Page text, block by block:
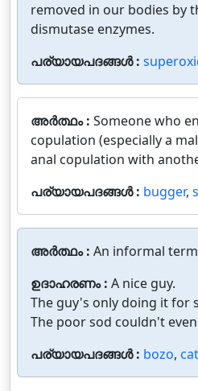
removed in our bodies by
dismutase enzymes.
പര്യായപദങ്ങൾ :
അർത്ഥം : Someone who
copulation (especially a
anal copulation with
പര്യായപദങ്ങൾ : bugger,
അർത്ഥം : An informal
ഉദാഹരണം : A nice guy.
The guy's only doing it for
The poor sod couldn't
പര്യായപദങ്ങൾ : bozo, cat